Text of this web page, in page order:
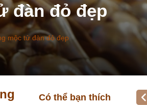
đàn đỏ đẹp
mộc tử đàn đỏ đẹp
Có thể bạn thích